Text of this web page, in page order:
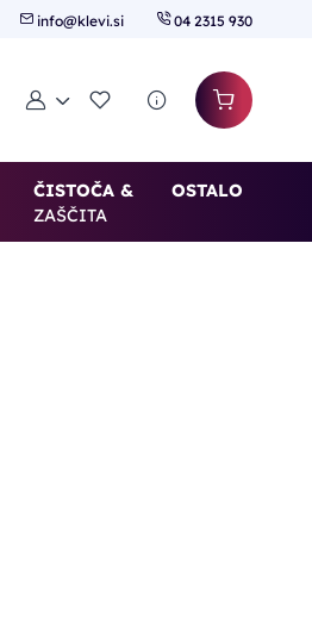
info@klevi.si 04 2315 930
Moj računSeznam želja
ČISTOČA &
ZAŠČITA
OSTALO